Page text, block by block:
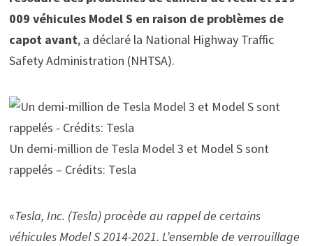
009 véhicules Model S en raison de problèmes de
capot avant, a déclaré la National Highway Traffic
Safety Administration (NHTSA).
Un demi-million de Tesla Model 3 et Model S sont
rappelés – Crédits: Tesla
«Tesla, Inc. (Tesla) procède au rappel de certains
véhicules Model S 2014-2021. L’ensemble de verrouillage